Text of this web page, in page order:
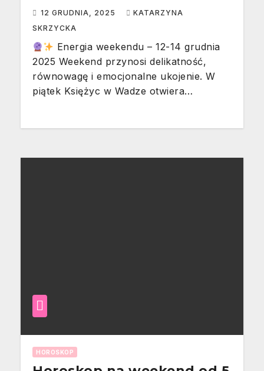
12 GRUDNIA, 2025
KATARZYNA
SKRZYCKA
Energia weekendu – 12-14 grudnia
2025 Weekend przynosi delikatność,
równowagę i emocjonalne ukojenie. W
piątek Księżyc w Wadze otwiera…
HOROSKOP